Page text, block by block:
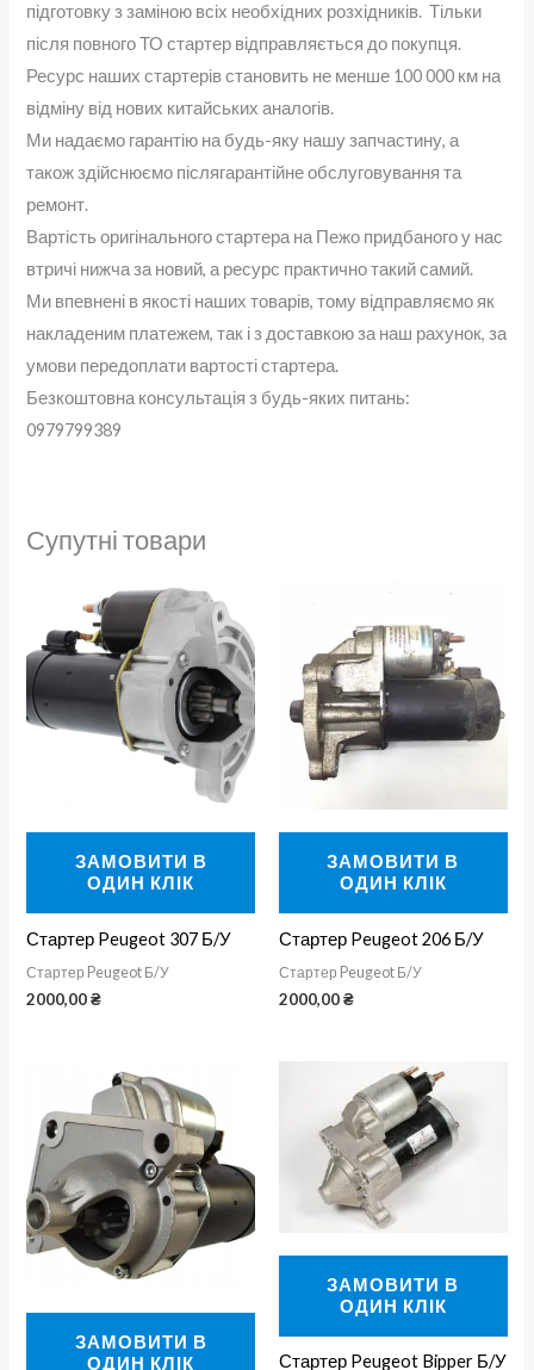
підготовку з заміною всіх необхідних розхідників. Тільки
після повного ТО стартер відправляється до покупця.
Ресурс наших стартерів становить не менше 100 000 км на
відміну від нових китайських аналогів.
Ми надаємо гарантію на будь-яку нашу запчастину, а
також здійснюємо післягарантійне обслуговування та
ремонт.
Вартість оригінального стартера на Пежо придбаного у нас
втричі нижча за новий, а ресурс практично такий самий.
Ми впевнені в якості наших товарів, тому відправляємо як
накладеним платежем, так і з доставкою за наш рахунок, за
умови передоплати вартості стартера.
Безкоштовна консультація з будь-яких питань:
0979799389
Супутні товари
ЗАМОВИТИ В
ОДИН КЛІК
Стартер Peugeot 307 Б/У
Стартер Peugeot Б/У
2000,00₴
ЗАМОВИТИ В
ОДИН КЛІК
Стартер Peugeot 206 Б/У
Стартер Peugeot Б/У
2000,00₴
ЗАМОВИТИ В
ОДИН КЛІК
ЗАМОВИТИ В
ОДИН КЛІК
Стартер Peugeot Bipper Б/У